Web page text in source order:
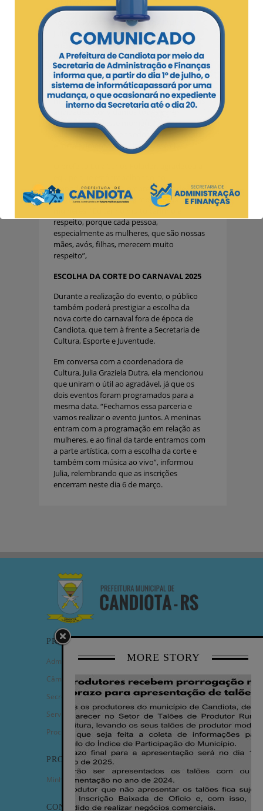
Sobre o evento, a secretária da Mulher,
Juliana Baumhardtt, falou sobre a parceria
entre o Poder Público e FGTAS em
comemoração a data. “Será um dia especial
na praça, aberto a todas as mulheres do
município, com diversos serviços da
Secretaria, aula de zumba, feiras das
mulheres empreendedoras e muitas outras
participarem desse momento de
valorização, empreendedorismo, bem-estar
e fortalecimento feminino”, disse ela.
empoderamento e a empregabilidade
feminina, ressaltando a importância das
mulheres. “Eu tenho muito carinho e
respeito, porque cada pessoa,
especialmente as mulheres, que são nossas
mães, avós, filhas, merecem muito
respeito”,
ESCOLHA DA CORTE DO CARNAVAL 2025
Durante a realização do evento, o público
também poderá prestigiar a escolha da
nova corte do carnaval fora de época de
Candiota, que tem à frente a Secretaria de
Cultura, Esporte e Juventude.
Em conversa com a coordenadora de
Cultura, Julia Graziela Dutra, ela mencionou
que uniram o útil ao agradável, já que os
dois eventos foram programados para a
mesma data. “Fechamos essa parceria e
vamos realizar o evento juntos. A meninas
entram com a programação em relação as
mulheres, e ao final da tarde entramos com
a parte artística, com a escolha da corte e
também com música ao vivo”, informou
Julia, relembrando que as inscrições
encerram neste dia 6 de março.
MORE STORY
PREFEITURA
Administração Municipal
Câmara de Vereadores
Secretarias
Serviços
Procuradoria Geral
PROGRAMAS
Minha Casa Minha Vida
CONTATO